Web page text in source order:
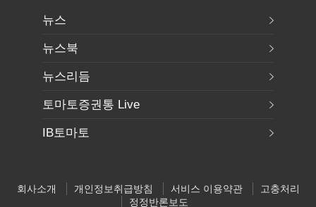
뉴스
뉴스북
뉴스리듬
토마토증권통 Live
IB토마토
회사소개 개인정보취급방침 서비스 이용약관
고충처리
정정반론보도